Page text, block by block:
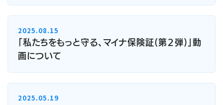
2025.08.15
「私たちをもっと守る、マイナ保険証(第２弾)」動
画について
2025.05.19